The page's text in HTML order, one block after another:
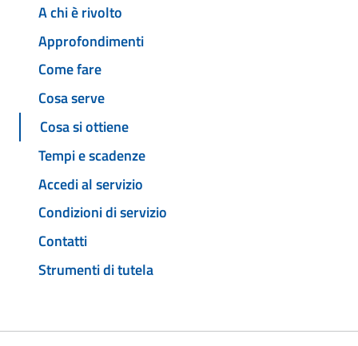
A chi è rivolto
Approfondimenti
Come fare
Cosa serve
Cosa si ottiene
Tempi e scadenze
Accedi al servizio
Condizioni di servizio
Contatti
Strumenti di tutela